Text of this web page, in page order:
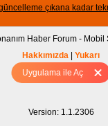
Uygulama ile Aç
çıkana kadar
Haber Forum - Mobil
Hakkımızda | Yukarı
Tam sürüm için
Version: 1.1.2306